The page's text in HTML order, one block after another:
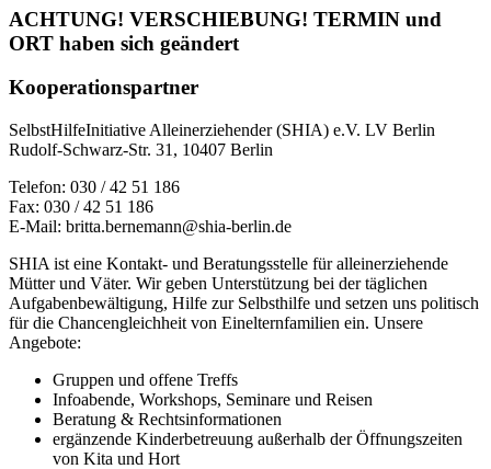
ACHTUNG! VERSCHIEBUNG! TERMIN und
ORT haben sich geändert
Kooperationspartner
SelbstHilfeInitiative Alleinerziehender (SHIA) e.V. LV Berlin
Rudolf-Schwarz-Str. 31, 10407 Berlin
Telefon: 030 / 42 51 186
Fax: 030 / 42 51 186
E-Mail: britta.bernemann@shia-berlin.de
SHIA ist eine Kontakt- und Beratungsstelle für alleinerziehende
Mütter und Väter. Wir geben Unterstützung bei der täglichen
Aufgabenbewältigung, Hilfe zur Selbsthilfe und setzen uns politisch
für die Chancengleichheit von Einelternfamilien ein. Unsere
Angebote:
Gruppen und offene Treffs
Infoabende, Workshops, Seminare und Reisen
Beratung & Rechtsinformationen
ergänzende Kinderbetreuung außerhalb der Öffnungszeiten
von Kita und Hort